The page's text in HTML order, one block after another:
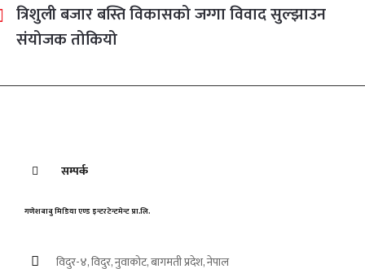
त्रिशुली बजार बस्ति विकासको जग्गा विवाद सुल्झाउन
संयोजक तोकियो
सम्पर्क
गणेशबाबु मिडिया एण्ड इन्टरटेन्टमेन्ट प्रा.लि.
विदुर-४, विदुर, नुवाकोट, बागमती प्रदेश, नेपाल